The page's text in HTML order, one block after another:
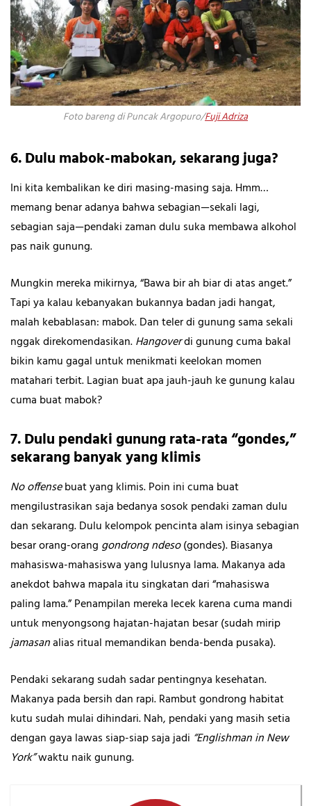
Foto bareng di Puncak Argopuro/Fuji Adriza
6. Dulu mabok-mabokan, sekarang juga?
Ini kita kembalikan ke diri masing-masing saja. Hmm…
memang benar adanya bahwa sebagian—sekali lagi,
sebagian saja—pendaki zaman dulu suka membawa alkohol
pas naik gunung.
Mungkin mereka mikirnya, “Bawa bir ah biar di atas anget.”
Tapi ya kalau kebanyakan bukannya badan jadi hangat,
malah kebablasan: mabok. Dan teler di gunung sama sekali
nggak direkomendasikan.Hangoverdi gunung cuma bakal
bikin kamu gagal untuk menikmati keelokan momen
matahari terbit. Lagian buat apa jauh-jauh ke gunung kalau
cuma buat mabok?
7. Dulu pendaki gunung rata-rata “gondes,”
sekarang banyak yang klimis
No offensebuat yang klimis. Poin ini cuma buat
mengilustrasikan saja bedanya sosok pendaki zaman dulu
dan sekarang. Dulu kelompok pencinta alam isinya sebagian
besar orang-orang gondrong ndeso(gondes). Biasanya
mahasiswa-mahasiswa yang lulusnya lama. Makanya ada
anekdot bahwa mapala itu singkatan dari “mahasiswa
paling lama.” Penampilan mereka lecek karena cuma mandi
untuk menyongsong hajatan-hajatan besar (sudah mirip
jamasanalias ritual memandikan benda-benda pusaka).
Pendaki sekarang sudah sadar pentingnya kesehatan.
Makanya pada bersih dan rapi. Rambut gondrong habitat
kutu sudah mulai dihindari. Nah, pendaki yang masih setia
dengan gaya lawas siap-siap saja jadi “Englishman in New
York”waktu naik gunung.